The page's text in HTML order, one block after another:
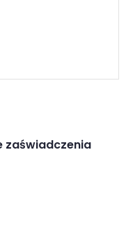
zaświadczenia